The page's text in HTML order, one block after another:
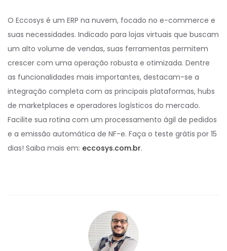
O Eccosys é um ERP na nuvem, focado no e-commerce e
suas necessidades. Indicado para lojas virtuais que buscam
um alto volume de vendas, suas ferramentas permitem
crescer com uma operação robusta e otimizada. Dentre
as funcionalidades mais importantes, destacam-se a
integração completa com as principais plataformas, hubs
de marketplaces e operadores logísticos do mercado.
Facilite sua rotina com um processamento ágil de pedidos
e a emissão automática de NF-e. Faça o teste grátis por 15
dias! Saiba mais em: eccosys.com.br.